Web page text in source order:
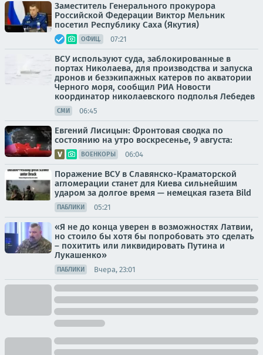
Заместитель Генерального прокурора
Российской Федерации Виктор Мельник
посетил Республику Саха (Якутия)
ОФИЦ. 07:21
ВСУ используют суда, заблокированные в
портах Николаева, для производства и запуска
дронов и безэкипажных катеров по акватории
Черного моря, сообщил РИА Новости
координатор николаевского подполья Лебедев
СМИ 06:45
Евгений Лисицын: Фронтовая сводка по
состоянию на утро воскресенье, 9 августа:
ВОЕНКОРЫ 06:04
Поражение ВСУ в Славянско-Краматорской
агломерации станет для Киева сильнейшим
ударом за долгое время — немецкая газета Bild
ПАБЛИКИ 05:21
«Я не до конца уверен в возможностях Латвии,
но стоило бы хотя бы попробовать это сделать
– похитить или ликвидировать Путина и
Лукашенко»
ПАБЛИКИ Вчера, 23:01